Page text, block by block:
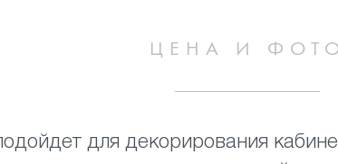
ЦЕНА И ФОТО
для декорирования